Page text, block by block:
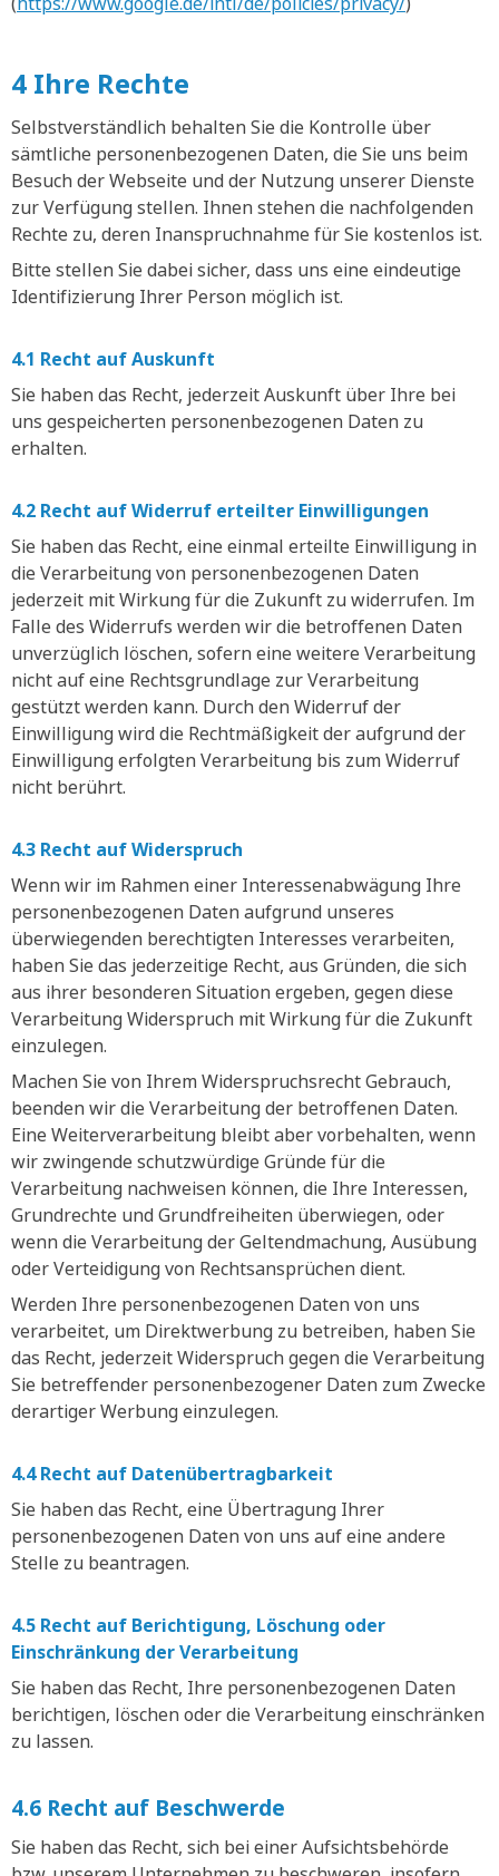
4 Ihre Rechte
Selbstverständlich behalten Sie die Kontrolle über
sämtliche personenbezogenen Daten, die Sie uns beim
Besuch der Webseite und der Nutzung unserer Dienste
zur Verfügung stellen. Ihnen stehen die nachfolgenden
Rechte zu, deren Inanspruchnahme für Sie kostenlos ist.
Bitte stellen Sie dabei sicher, dass uns eine eindeutige
Identifizierung Ihrer Person möglich ist.
4.1 Recht auf Auskunft
Sie haben das Recht, jederzeit Auskunft über Ihre bei
uns gespeicherten personenbezogenen Daten zu
erhalten.
4.2 Recht auf Widerruf erteilter Einwilligungen
Sie haben das Recht, eine einmal erteilte Einwilligung in
die Verarbeitung von personenbezogenen Daten
jederzeit mit Wirkung für die Zukunft zu widerrufen. Im
Falle des Widerrufs werden wir die betroffenen Daten
unverzüglich löschen, sofern eine weitere Verarbeitung
nicht auf eine Rechtsgrundlage zur Verarbeitung
gestützt werden kann. Durch den Widerruf der
Einwilligung wird die Rechtmäßigkeit der aufgrund der
Einwilligung erfolgten Verarbeitung bis zum Widerruf
nicht berührt.
4.3 Recht auf Widerspruch
Wenn wir im Rahmen einer Interessenabwägung Ihre
personenbezogenen Daten aufgrund unseres
überwiegenden berechtigten Interesses verarbeiten,
haben Sie das jederzeitige Recht, aus Gründen, die sich
aus ihrer besonderen Situation ergeben, gegen diese
Verarbeitung Widerspruch mit Wirkung für die Zukunft
einzulegen.
Machen Sie von Ihrem Widerspruchsrecht Gebrauch,
beenden wir die Verarbeitung der betroffenen Daten.
Eine Weiterverarbeitung bleibt aber vorbehalten, wenn
wir zwingende schutzwürdige Gründe für die
Verarbeitung nachweisen können, die Ihre Interessen,
Grundrechte und Grundfreiheiten überwiegen, oder
wenn die Verarbeitung der Geltendmachung, Ausübung
oder Verteidigung von Rechtsansprüchen dient.
Werden Ihre personenbezogenen Daten von uns
verarbeitet, um Direktwerbung zu betreiben, haben Sie
das Recht, jederzeit Widerspruch gegen die Verarbeitung
Sie betreffender personenbezogener Daten zum Zwecke
derartiger Werbung einzulegen.
4.4 Recht auf Datenübertragbarkeit
Sie haben das Recht, eine Übertragung Ihrer
personenbezogenen Daten von uns auf eine andere
Stelle zu beantragen.
4.5 Recht auf Berichtigung, Löschung oder
Einschränkung der Verarbeitung
Sie haben das Recht, Ihre personenbezogenen Daten
berichtigen, löschen oder die Verarbeitung einschränken
zu lassen.
4.6 Recht auf Beschwerde
Sie haben das Recht, sich bei einer Aufsichtsbehörde